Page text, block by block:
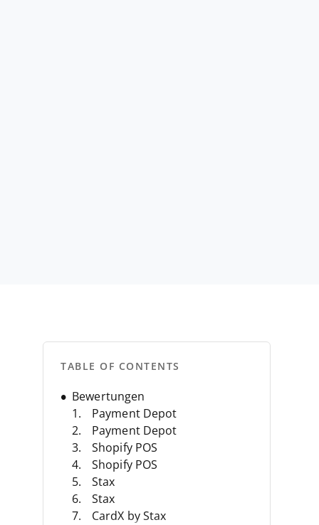
TABLE OF CONTENTS
Bewertungen
Payment Depot
Payment Depot
Shopify POS
Shopify POS
Stax
Stax
CardX by Stax